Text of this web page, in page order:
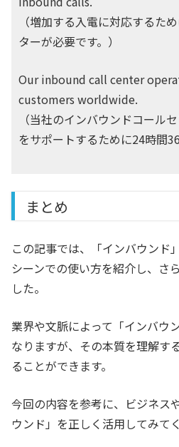
（増加する入電に対応するた
ターが必要です。）
Our inbound call center
customers worldwide.
（当社のインバウンドコール
をサポートするために24時間
まとめ
この記事では、「インバウンド
シーンでの使い方を紹介し、さ
した。
業界や文脈によって「インバウ
なりますが、その本質を理解す
ることができます。
今回の内容を参考に、ビジネス
ウンド」を正しく活用してみて